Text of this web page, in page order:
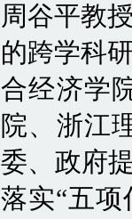
周谷平教
的跨学科
合经济学
院、浙江
委、政府
落实“五项